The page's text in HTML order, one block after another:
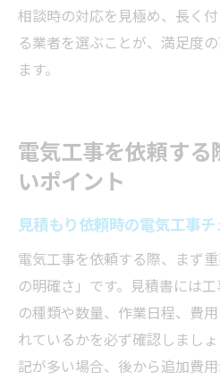
相談時の対応を見極め、長く
る業者を選ぶことが、満足度
ます。
電気工事を依頼す
いポイント
見積もり依頼時の電気工事
電気工事を依頼する際、まず
の明確さ」です。見積書には
の種類や数量、作業日程、費
れているかを必ず確認しまし
記が多い場合、後から追加費